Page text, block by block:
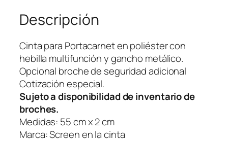
a
P
o
r
t
a
c
a
r
n
Descripción
Cinta para Portacarnet en poliéster con
hebilla multifunción y gancho metálico.
Opcional broche de seguridad adicional
Cotización especial.
Sujeto a disponibilidad de inventario de
broches.
Medidas: 55 cm x 2 cm
Marca: Screen en la cinta